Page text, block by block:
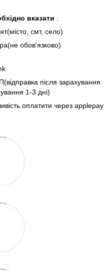
вказати :
смт, село)
обов'язково)
після зарахування
1-3 дні)
оплатити через applepay